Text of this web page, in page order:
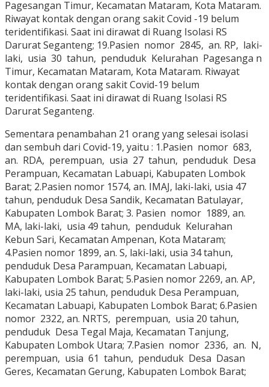
Pagesangan Timur, Kecamatan Mataram, Kota Mataram.
Riwayat kontak dengan orang sakit Covid -19 belum
teridentifikasi. Saat ini dirawat di Ruang Isolasi RS
Darurat Seganteng; 19.Pasien nomor 2845, an. RP, laki-
laki, usia 30 tahun, penduduk Kelurahan Pagesanga n
Timur, Kecamatan Mataram, Kota Mataram. Riwayat
kontak dengan orang sakit Covid-19 belum
teridentifikasi. Saat ini dirawat di Ruang Isolasi RS
Darurat Seganteng.
Sementara penambahan 21 orang yang selesai isolasi
dan sembuh dari Covid-19, yaitu : 1.Pasien nomor 683,
an. RDA, perempuan, usia 27 tahun, penduduk Desa
Perampuan, Kecamatan Labuapi, Kabupaten Lombok
Barat; 2.Pasien nomor 1574, an. IMAJ, laki-laki, usia 47
tahun, penduduk Desa Sandik, Kecamatan Batulayar,
Kabupaten Lombok Barat; 3. Pasien nomor 1889, an.
MA, laki-laki, usia 49 tahun, penduduk Kelurahan
Kebun Sari, Kecamatan Ampenan, Kota Mataram;
4.Pasien nomor 1899, an. S, laki-laki, usia 34 tahun,
penduduk Desa Parampuan, Kecamatan Labuapi,
Kabupaten Lombok Barat; 5.Pasien nomor 2269, an. AP,
laki-laki, usia 25 tahun, penduduk Desa Perampuan,
Kecamatan Labuapi, Kabupaten Lombok Barat; 6.Pasien
nomor 2322, an. NRTS, perempuan, usia 20 tahun,
penduduk Desa Tegal Maja, Kecamatan Tanjung,
Kabupaten Lombok Utara; 7.Pasien nomor 2336, an. N,
perempuan, usia 61 tahun, penduduk Desa Dasan
Geres, Kecamatan Gerung, Kabupaten Lombok Barat;